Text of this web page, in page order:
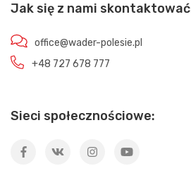
Jak się z nami
office@wader-polesie.pl
+48 727 678 777
Sieci społecznościowe: